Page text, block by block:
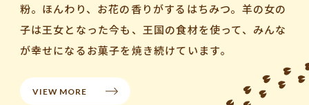
粉。ほんわり、お花の香りがするはちみつ。 羊の女の
子は王女となった今も、王国の食材を使って、 みんな
が幸せになるお菓子を焼き続けています。
VIEW MORE